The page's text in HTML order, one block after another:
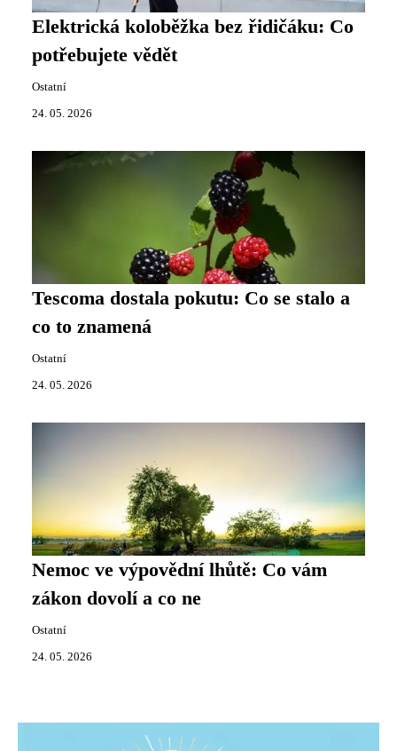
Elektrická koloběžka bez řidičáku: Co
potřebujete vědět
Ostatní
24. 05. 2026
Tescoma dostala pokutu: Co se stalo a
co to znamená
Ostatní
24. 05. 2026
Nemoc ve výpovědní lhůtě: Co vám
zákon dovolí a co ne
Ostatní
24. 05. 2026